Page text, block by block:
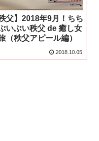
秩父】2018年9月！ちち
いぶい秩父 de 癒し女
（秩父アピール編）
2018.10.05